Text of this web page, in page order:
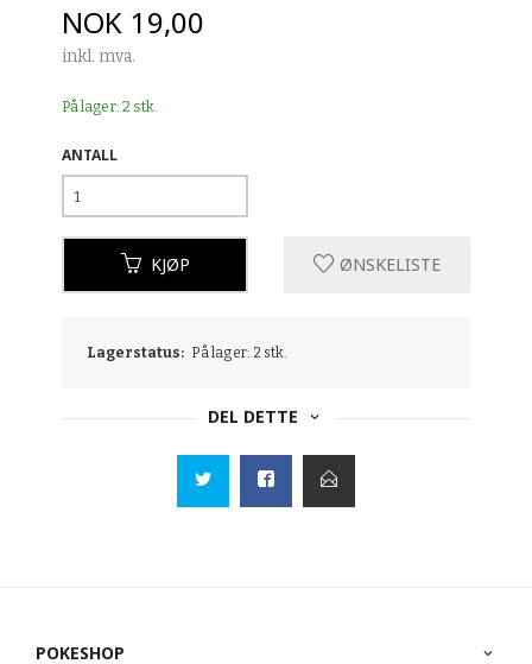
Pris
NOK 19,00
inkl. mva.
På lager: 2 stk.
ANTALL
KJØP ØNSKELISTE
Lagerstatus: På lager: 2 stk.
DEL DETTE
POKESHOP